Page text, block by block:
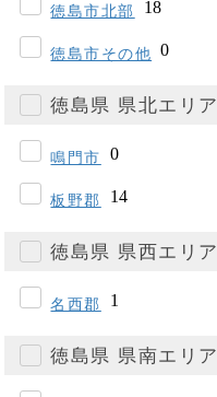
徳島市北部
徳島市その他
徳島県 県北エリア
鳴門市
板野郡
徳島県 県西エリア
名西郡
徳島県 県南エリア